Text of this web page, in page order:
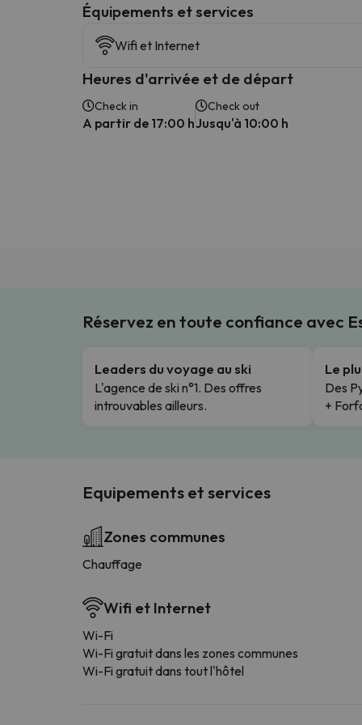
​Équipements et services
Wifi et Internet
Heures d'arrivée et de départ
Check in
A partir de 17:00 h
Check out
Jusqu'à 10:00 h
Réservez en toute confiance avec
Leaders du voyage au ski
L'agence de ski n°1. Des offres
introuvables ailleurs.
Le
Des
+
Equipements et services
Zones communes
Chauffage
Wifi et Internet
Wi-Fi
Wi-Fi gratuit dans les zones communes
Wi-Fi gratuit dans tout l'hôtel